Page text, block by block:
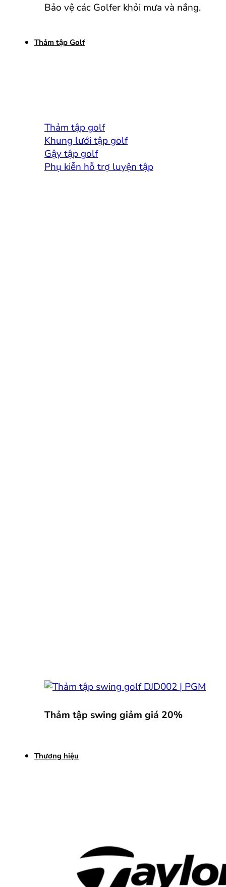
Bảo vệ các Golfer khỏi mưa và nắng.
Thảm tập Golf
Thảm tập golf
Khung lưới tập golf
Gậy tập golf
Phụ kiễn hỗ trợ luyện tập
Thảm tập swing giảm giá 20%
Thương hiệu